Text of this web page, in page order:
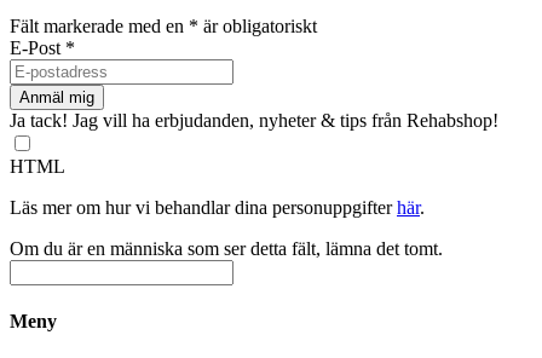
varianter.
kan
Fält markerade med en * är obligatoriskt
E-Post *
Ja tack! Jag vill ha erbjudanden, nyheter & tips från Rehabshop!
HTML
Läs mer om hur vi behandlar dina personuppgifterhär.
Om du är en människa som ser detta fält, lämna det tomt.
Meny